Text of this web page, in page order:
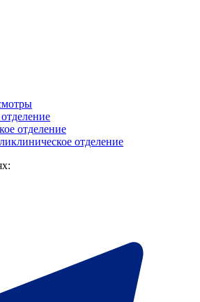
отделение
отделение